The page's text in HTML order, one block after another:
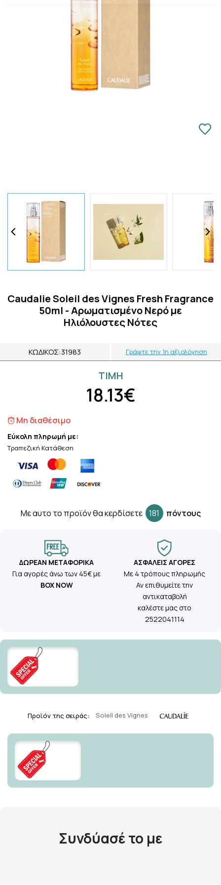
Caudalie Soleil des Vignes Fresh Fragrance
50ml - Αρωματισμένο Νερό με
Ηλιόλουστες Νότες
ΚΩΔΙΚΌΣ:31983 Γράψτε την 1η αξιολόγηση
ΤΙΜH
18.13€
Μη διαθέσιμο
Εύκολη πληρωμή με:
Τραπεζική Κατάθεση
Mε αυτο το προϊόν θα κερδίσετε 181 πόντους
ΔΩΡΕΆΝ ΜΕΤΑΦΟΡΙΚΆ
Για αγορές άνω των 45€ με
BOX NOW
ΑΣΦΑΛΕΊΣ ΑΓΟΡΈΣ
Με 4 τρόπους πληρωμής
Αν επιθυμείτε την
αντικαταβολή
καλέστε μας στο
2522041114
Προϊόν της σειράς: Soleil des Vignes
Συνδύασέ το με